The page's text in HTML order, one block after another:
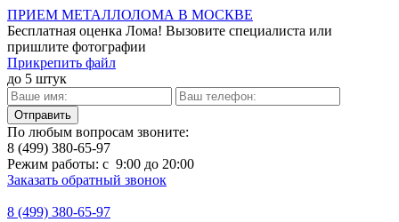
ПРИЕМ МЕТАЛЛОЛОМА В МОСКВЕ
Бесплатная оценка Лома! Вызовите специалиста или
пришлите фотографии
Прикрепить файл
до 5 штук
По любым вопросам звоните:
8 (499) 380-65-97
Режим работы: с 9:00 до 20:00
Заказать обратный звонок
8 (499) 380-65-97